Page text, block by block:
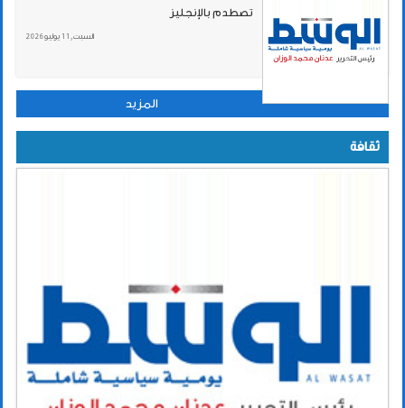
تصطدم بالإنجليز
السبت , 11 يوليو 2026
المزيد
ثقافة